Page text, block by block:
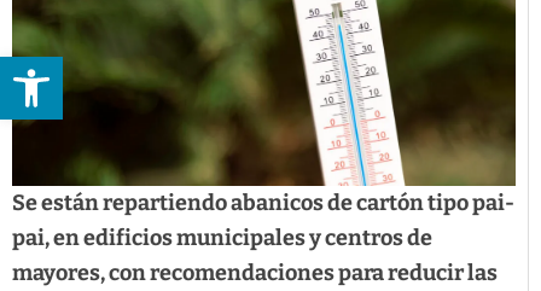
Abrir barra de herramientas
Se están repartiendo abanicos de cartón tipo pai-
pai, en edificios municipales y centros de
mayores, con recomendaciones para reducir las